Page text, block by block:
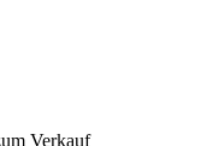
Verkauf